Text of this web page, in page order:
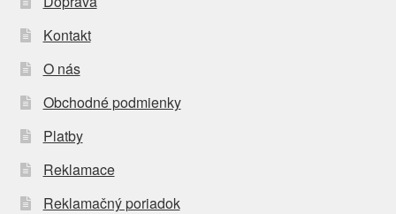
Kontakt
O nás
Obchodné podmienky
Platby
Reklamace
Reklamačný poriadok